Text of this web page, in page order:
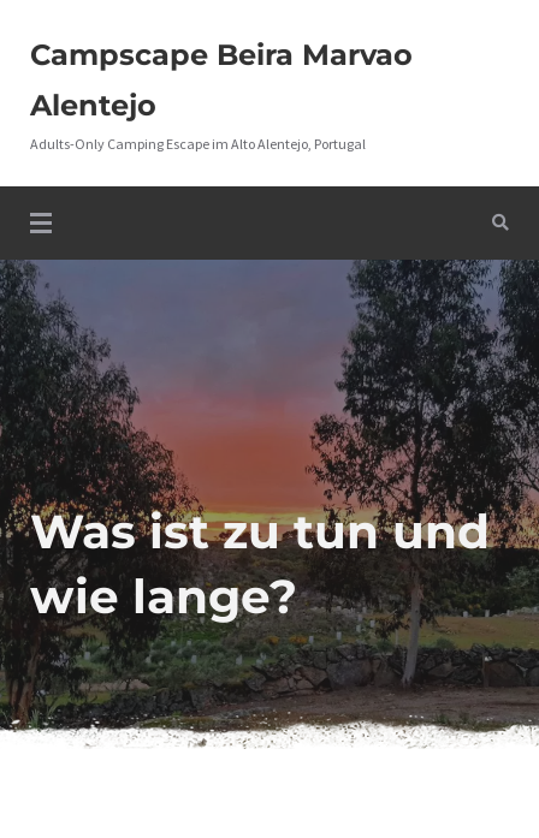
Campscape Beira Marvao
Alentejo
Adults-Only Camping Escape im Alto Alentejo, Portugal
Was ist zu tun und
wie lange?